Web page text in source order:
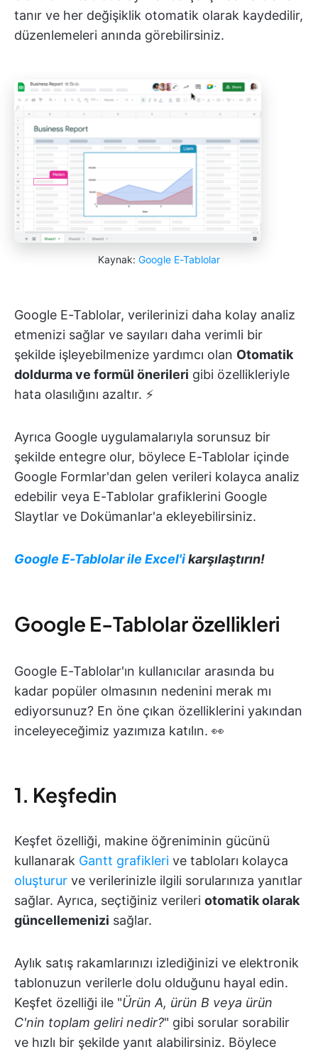
tanır ve her değişiklik otomatik olarak kaydedilir,
düzenlemeleri anında görebilirsiniz.
Kaynak: Google E-Tablolar
Google E-Tablolar, verilerinizi daha kolay analiz
etmenizi sağlar ve sayıları daha verimli bir
şekilde işleyebilmenize yardımcı olan Otomatik
doldurma ve formül önerileri gibi özellikleriyle
hata olasılığını azaltır. ⚡
Ayrıca Google uygulamalarıyla sorunsuz bir
şekilde entegre olur, böylece E-Tablolar içinde
Google Formlar'dan gelen verileri kolayca analiz
edebilir veya E-Tablolar grafiklerini Google
Slaytlar ve Dokümanlar'a ekleyebilirsiniz.
Google E-Tablolar ile Excel'ikarşılaştırın!
Google E-Tablolar özellikleri
Google E-Tablolar'ın kullanıcılar arasında bu
kadar popüler olmasının nedenini merak mı
ediyorsunuz? En öne çıkan özelliklerini yakından
inceleyeceğimiz yazımıza katılın. 👀
1. Keşfedin
Keşfet özelliği, makine öğreniminin gücünü
kullanarak Gantt grafikleri ve tabloları kolayca
oluşturur ve verilerinizle ilgili sorularınıza yanıtlar
sağlar. Ayrıca, seçtiğiniz verileri otomatik olarak
güncellemenizi sağlar.
Aylık satış rakamlarınızı izlediğinizi ve elektronik
tablonuzun verilerle dolu olduğunu hayal edin.
Keşfet özelliği ile "Ürün A, ürün B veya ürün
C'nin toplam geliri nedir?" gibi sorular sorabilir
ve hızlı bir şekilde yanıt alabilirsiniz. Böylece